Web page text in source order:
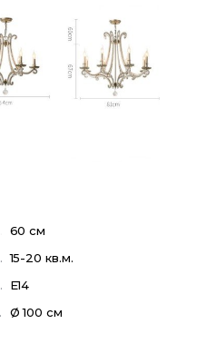
60 см
15-20 кв.м.
E14
Ø 100 см